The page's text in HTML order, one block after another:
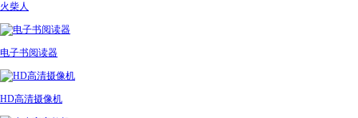
火柴人
电子书阅读器
HD高清摄像机